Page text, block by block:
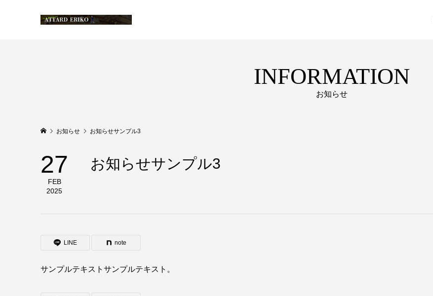
INFORMATION
お知らせ
お知らせ お知らせサンプル3
27
FEB
2025
お知らせサンプル3
LINE note
サンプルテキストサンプルテキスト。